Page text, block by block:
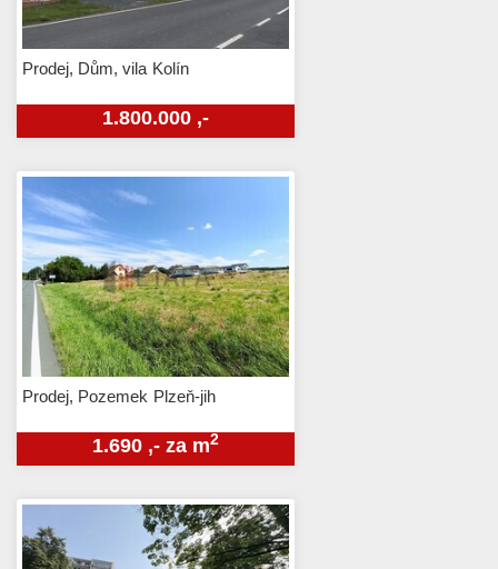
Prodej, Dům, vila Kolín
1.800.000 ,-
Prodej, Pozemek Plzeň-jih
1.690 ,- za m2